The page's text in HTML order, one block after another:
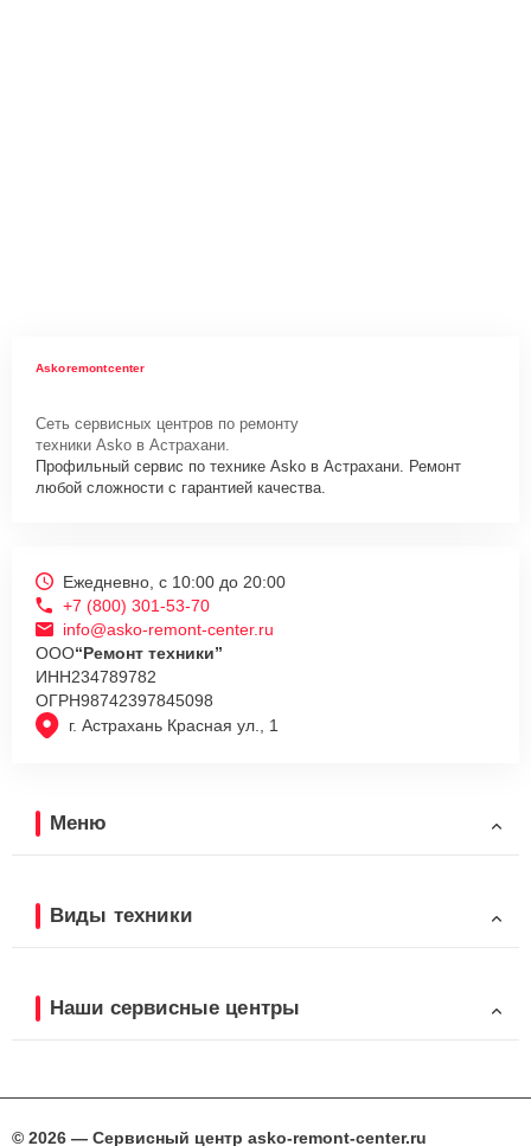
Askoremontcenter
Сеть сервисных центров по ремонту
техники Asko в Астрахани.
Профильный сервис по технике Asko в Астрахани. Ремонт
любой сложности с гарантией качества.
г. Астрахань Красная ул., 1
Ежедневно, с 10:00 до 20:00
+7 (800) 301-53-70
info@asko-remont-center.ru
ООО“Ремонт техники”
ИНН234789782
ОГРН98742397845098
Меню
Виды техники
Наши сервисные центры
© 2026 — Сервисный центр asko-remont-center.ru